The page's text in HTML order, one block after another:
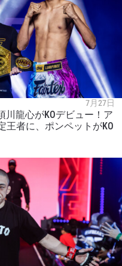
7月27日
川龍心がKOデビュー！ア
王者に、ポンペットがKO